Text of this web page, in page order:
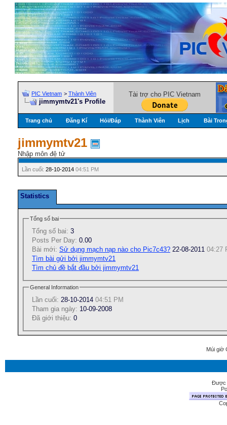
PIC Vietnam > Thành Viên
jimmymtv21's Profile
Tài trợ cho PIC Vietnam
Trang chủ Đăng Kí Hỏi/Ðáp Thành Viên Lịch Bài
jimmymtv21
Nhập môn đệ tử
Lần cuối: 28-10-2014 04:51 PM
Statistics
Tổng số bai
Tổng số bai: 3
Posts Per Day: 0.00
Bài mới: Sử dụng mạch nạp nào cho Pic7c43? 22-08-2011 04:27
Tìm bài gửi bởi jimmymtv21
Tìm chủ đề bắt đầu bởi jimmymtv21
General Information
Lần cuối: 28-10-2014 04:51 PM
Tham gia ngày: 10-09-2008
Ðã giới thiệu: 0
Múi giờ
Được